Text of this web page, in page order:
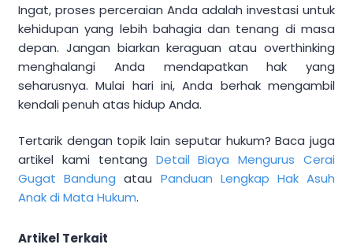
Ingat, proses perceraian Anda adalah investasi untuk
kehidupan yang lebih bahagia dan tenang di masa
depan. Jangan biarkan keraguan atau overthinking
menghalangi Anda mendapatkan hak yang
seharusnya. Mulai hari ini, Anda berhak mengambil
kendali penuh atas hidup Anda.
Tertarik dengan topik lain seputar hukum? Baca juga
artikel kami tentang Detail Biaya Mengurus Cerai
Gugat Bandung atau Panduan Lengkap Hak Asuh
Anak di Mata Hukum.
Artikel Terkait